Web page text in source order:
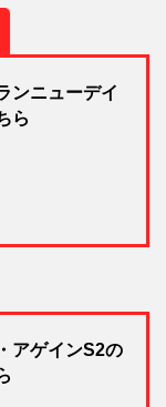
ンニューデイ
ら
アゲインS2の